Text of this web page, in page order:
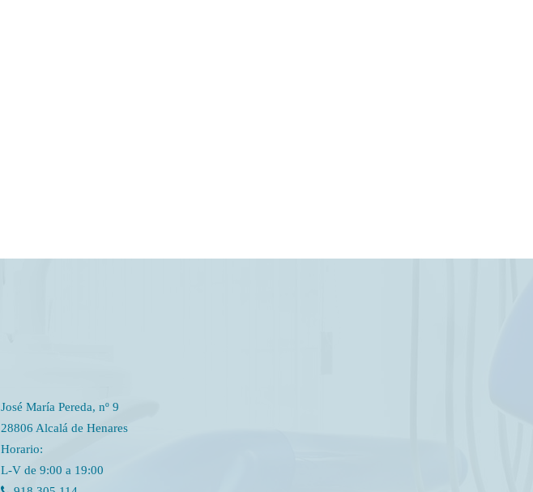
José María Pereda, nº 9
28806 Alcalá de Henares
Horario:
L-V de 9:00 a 19:00